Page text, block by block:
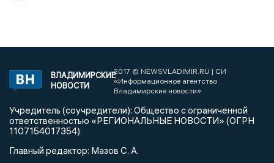
ВЛАДИМИРСКИЕ
НОВОСТИ
2017 © NEWSVLADIMIR.RU | СИ
«Информационное агентство
Владимирские новости»
Учредитель (соучредители): Общество с ограниченной
ответственностью «РЕГИОНАЛЬНЫЕ НОВОСТИ» (ОГРН
1107154017354)
Главный редактор: Мазов С. А.